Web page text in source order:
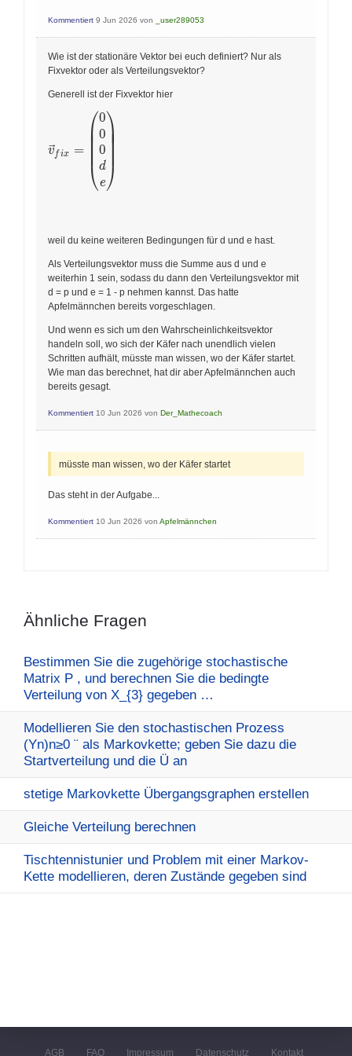
\\ 0,2 a-
0,8 a+0,625
b-c=0 \\
0,125 b=0 \\
0,125 b=0
0,125 \\ b=0
\end{array}
\quad \mid:
0,8 \\ a=0
Kommentiert 9 Jun 2026 von _user289053
Wie ist der stationäre Vektor bei euch definiert? Nur als
Fixvektor oder als Verteilungsvektor?
Generell ist der Fixvektor hier
\vec v_{fix} = \begin{pmatrix} 0\\0\\0\\d\\e
vfix =
⎝
⎜
⎜⎜
⎜
⎜
⎛0
0
0
d
e⎠⎟⎟⎟⎟⎟
⎞
weil du keine weiteren Bedingungen für d und e hast.
Als Verteilungsvektor muss die Summe aus d und e
weiterhin 1 sein, sodass du dann den Verteilungsvektor mit
d = p und e = 1 - p nehmen kannst. Das hatte
Apfelmännchen bereits vorgeschlagen.
Und wenn es sich um den Wahrscheinlichkeitsvektor
handeln soll, wo sich der Käfer nach unendlich vielen
Schritten aufhält, müsste man wissen, wo der Käfer startet.
Wie man das berechnet, hat dir aber Apfelmännchen auch
bereits gesagt.
Kommentiert 10 Jun 2026 von Der_Mathecoach
müsste man wissen, wo der Käfer startet
Das steht in der Aufgabe...
Kommentiert 10 Jun 2026 von Apfelmännchen
Ähnliche Fragen
Bestimmen Sie die zugehörige stochastische
Matrix P , und berechnen Sie die bedingte
Verteilung von X_{3} gegeben …
Modellieren Sie den stochastischen Prozess
(Yn)n≥0 ¨ als Markovkette; geben Sie dazu die
Startverteilung und die Ü an
stetige Markovkette Übergangsgraphen erstellen
Gleiche Verteilung berechnen
Tischtennistunier und Problem mit einer Markov-
Kette modellieren, deren Zustände gegeben sind
AGB FAQ Impressum Datenschutz Kontakt